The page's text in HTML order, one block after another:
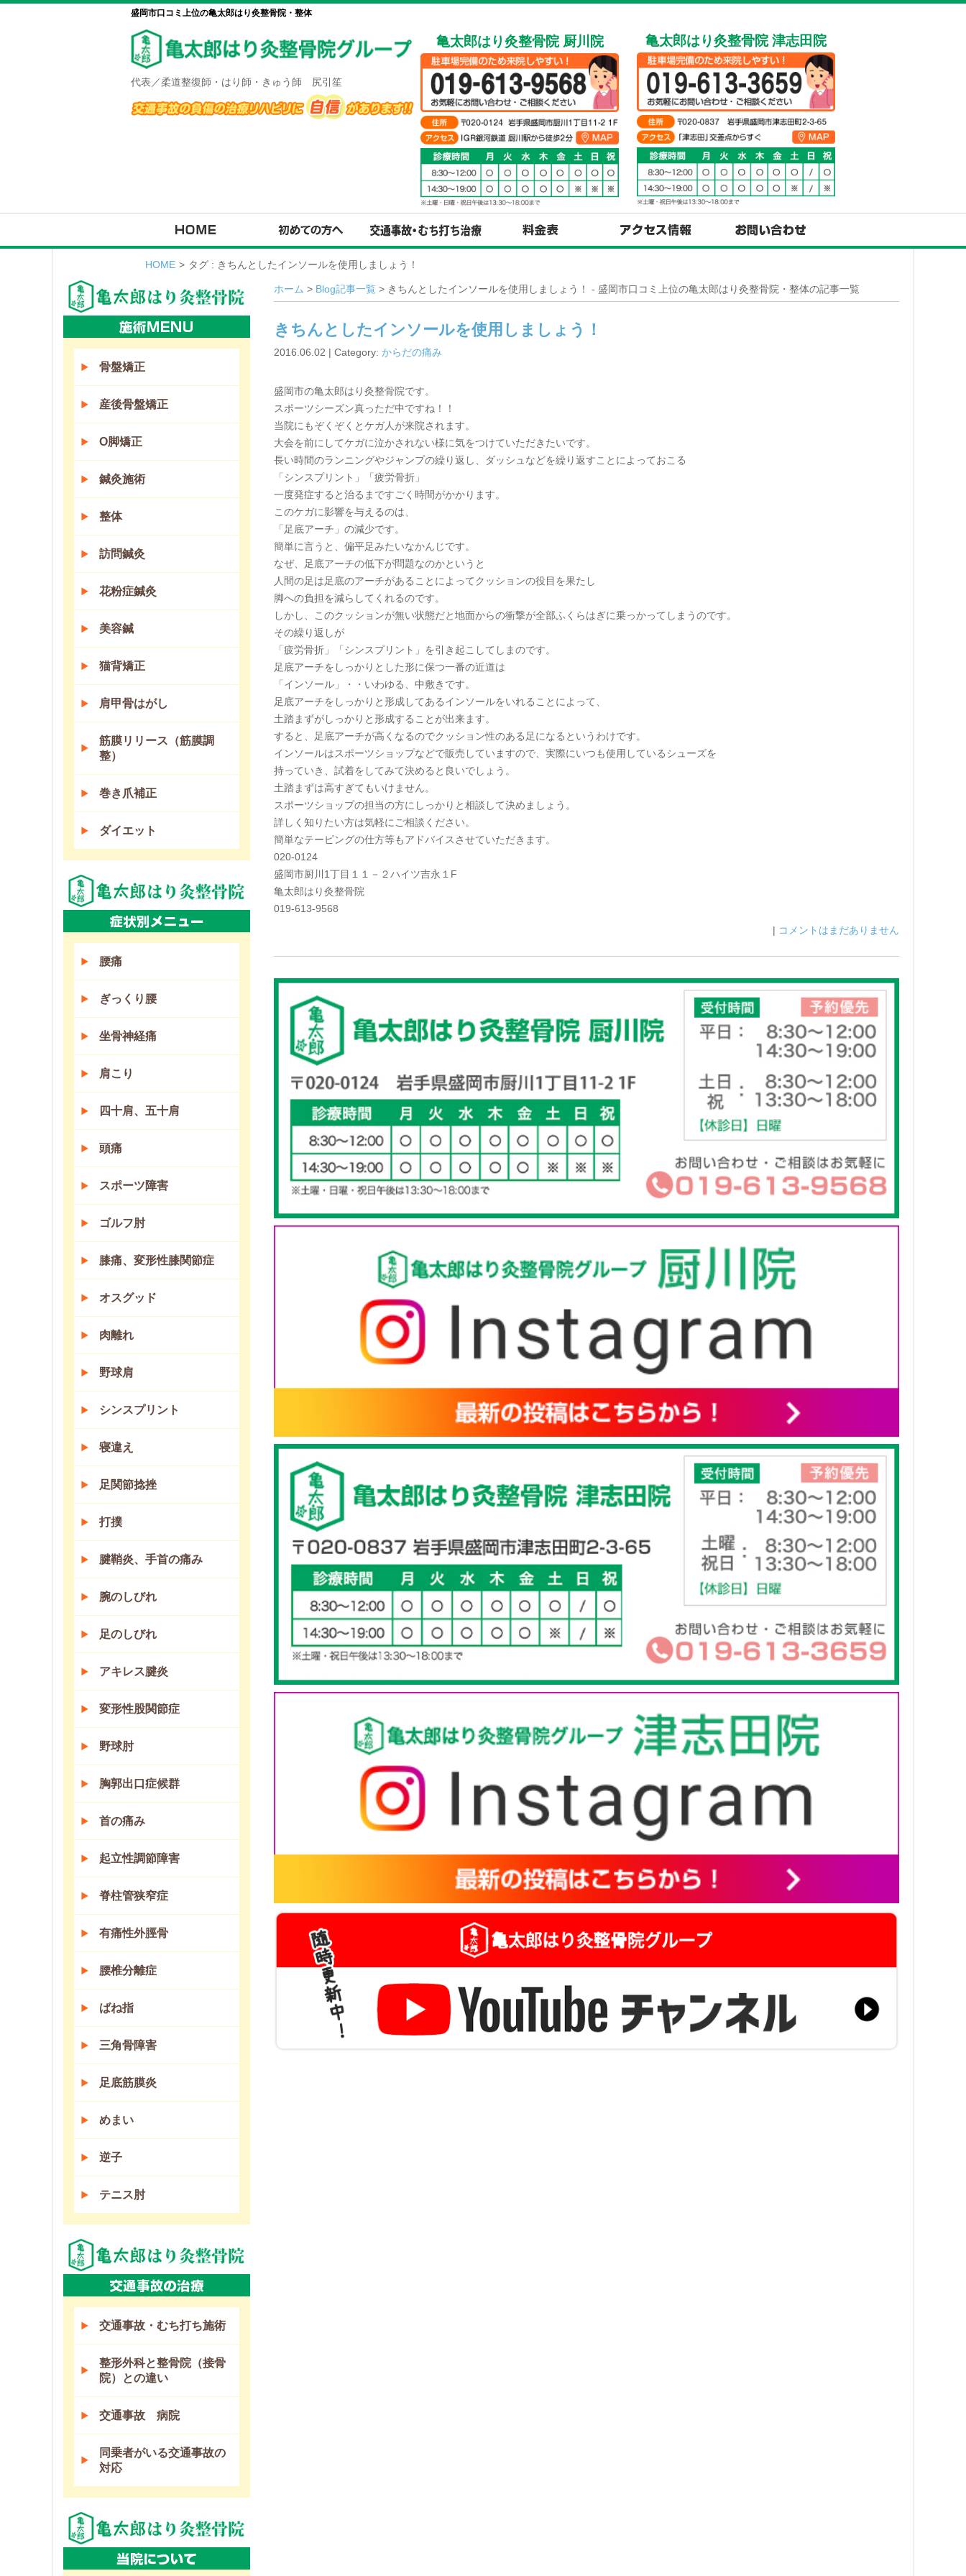
盛岡市口コミ上位の亀太郎はり灸整骨院・整体
代表／柔道整復師・はり師・きゅう師 尻引笙
亀太郎はり灸整骨院 厨川院 亀太郎はり灸整骨院 津志田院
HOME > タグ : きちんとしたインソールを使用しましょう！
ホーム > Blog記事一覧 > きちんとしたインソールを使用しましょう！ - 盛岡市口コミ上位の亀太郎はり灸整骨院・整体の記事一覧
きちんとしたインソールを使用しましょう！
2016.06.02 | Category: からだの痛み
盛岡市の亀太郎はり灸整骨院です。
スポーツシーズン真っただ中ですね！！
当院にもぞくぞくとケガ人が来院されます。
大会を前にしてケガに泣かされない様に気をつけていただきたいです。
長い時間のランニングやジャンプの繰り返し、ダッシュなどを繰り返すことによっておこる
「シンスプリント」「疲労骨折」
一度発症すると治るまですごく時間がかかります。
このケガに影響を与えるのは、
「足底アーチ」の減少です。
簡単に言うと、偏平足みたいなかんじです。
なぜ、足底アーチの低下が問題なのかというと
人間の足は足底のアーチがあることによってクッションの役目を果たし
脚への負担を減らしてくれるのです。
しかし、このクッションが無い状態だと地面からの衝撃が全部ふくらはぎに乗っかってしまうのです。
その繰り返しが
「疲労骨折」「シンスプリント」を引き起こしてしまのです。
足底アーチをしっかりとした形に保つ一番の近道は
「インソール」・・いわゆる、中敷きです。
足底アーチをしっかりと形成してあるインソールをいれることによって、
土踏まずがしっかりと形成することが出来ます。
すると、足底アーチが高くなるのでクッション性のある足になるというわけです。
インソールはスポーツショップなどで販売していますので、実際にいつも使用しているシューズを
持っていき、試着をしてみて決めると良いでしょう。
土踏まずは高すぎてもいけません。
スポーツショップの担当の方にしっかりと相談して決めましょう。
詳しく知りたい方は気軽にご相談ください。
簡単なテーピングの仕方等もアドバイスさせていただきます。
020-0124
盛岡市厨川1丁目１１－２ハイツ吉永１F
亀太郎はり灸整骨院
019-613-9568
| コメントはまだありません
骨盤矯正
産後骨盤矯正
O脚矯正
鍼灸施術
整体
訪問鍼灸
花粉症鍼灸
美容鍼
猫背矯正
肩甲骨はがし
筋膜リリース（筋膜調
整）
巻き爪補正
ダイエット
腰痛
ぎっくり腰
坐骨神経痛
肩こり
四十肩、五十肩
頭痛
スポーツ障害
ゴルフ肘
膝痛、変形性膝関節症
オスグッド
肉離れ
野球肩
シンスプリント
寝違え
足関節捻挫
打撲
腱鞘炎、手首の痛み
腕のしびれ
足のしびれ
アキレス腱炎
変形性股関節症
野球肘
胸郭出口症候群
首の痛み
起立性調節障害
脊柱管狭窄症
有痛性外脛骨
腰椎分離症
ばね指
三角骨障害
足底筋膜炎
めまい
逆子
テニス肘
交通事故・むち打ち施術
整形外科と整骨院（接骨
院）との違い
交通事故 病院
同乗者がいる交通事故の
対応